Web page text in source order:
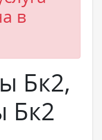
в
Бк2,
Бк2